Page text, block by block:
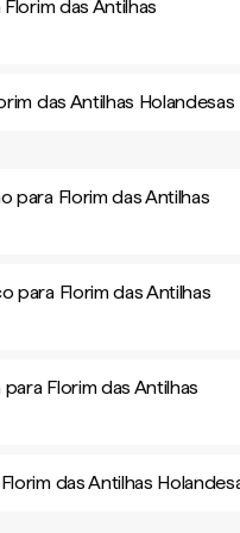
das Antilhas
das Antilhas Holandesas
para Florim das Antilhas
para Florim das Antilhas
Florim das Antilhas
das Antilhas